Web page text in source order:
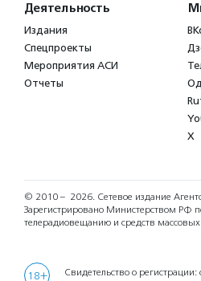
Деятельность
Издания
Спецпроекты
Мероприятия АСИ
Отчеты
X
© 2010 – 2026. Сетевое издание
Зарегистрировано Министерством РФ
телерадиовещанию и средств
18+
Свидетельство о